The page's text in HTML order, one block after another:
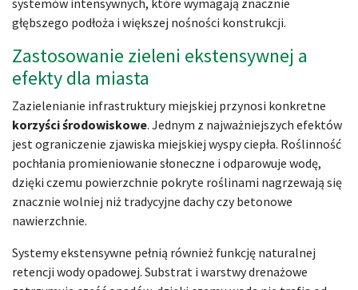
systemów intensywnych, które wymagają znacznie
głębszego podłoża i większej nośności konstrukcji.
Zastosowanie zieleni ekstensywnej a
efekty dla miasta
Zazielenianie infrastruktury miejskiej przynosi konkretne
korzyści środowiskowe. Jednym z najważniejszych efektów
jest ograniczenie zjawiska miejskiej wyspy ciepła. Roślinność
pochłania promieniowanie słoneczne i odparowuje wodę,
dzięki czemu powierzchnie pokryte roślinami nagrzewają się
znacznie wolniej niż tradycyjne dachy czy betonowe
nawierzchnie.
Systemy ekstensywne pełnią również funkcję naturalnej
retencji wody opadowej. Substrat i warstwy drenażowe